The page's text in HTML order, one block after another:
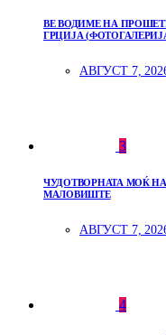
ВЕ ВОДИМЕ НА
ГРЦИЈА
АВГУСТ 7,
3
ЧУДОТВОРНАТА МОЌ
МАЛОВИШТЕ
АВГУСТ 7,
4